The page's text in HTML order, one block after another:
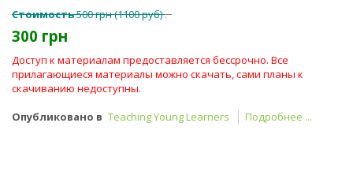
Стоимость500 грн (1100 руб).
300 грн
Доступ к материалам предоставляется бессрочно. Все
прилагающиеся материалы можно скачать, сами планы к
скачиванию недоступны.
Опубликовано в Teaching Young Learners Подробнее ...